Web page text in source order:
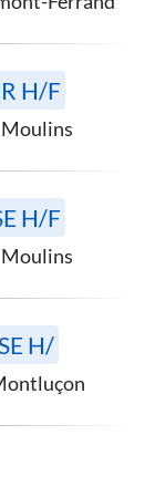
H/F
Moulins
H/F
Moulins
H/